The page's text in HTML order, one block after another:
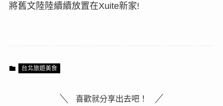
將舊文陸陸續續放置在Xuite新家!
台北旅遊美食
喜歡就分享出去吧！